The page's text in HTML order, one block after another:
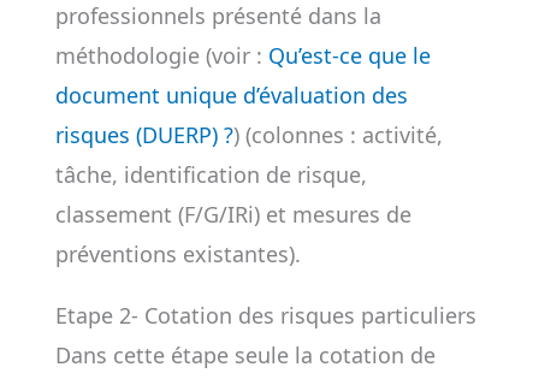
professionnels présenté dans la
méthodologie (voir : Qu’est-ce que le
document unique d’évaluation des
risques (DUERP) ?) (colonnes : activité,
tâche, identification de risque,
classement (F/G/IRi) et mesures de
préventions existantes).
Etape 2- Cotation des risques particuliers
Dans cette étape seule la cotation de